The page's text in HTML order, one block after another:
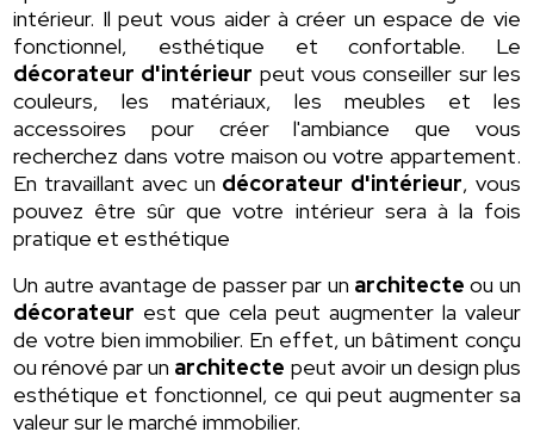
intérieur. Il peut vous aider à créer un espace de vie
fonctionnel, esthétique et confortable. Le
décorateur d'intérieur peut vous conseiller sur les
couleurs, les matériaux, les meubles et les
accessoires pour créer l'ambiance que vous
recherchez dans votre maison ou votre appartement.
En travaillant avec un décorateur d'intérieur, vous
pouvez être sûr que votre intérieur sera à la fois
pratique et esthétique
Un autre avantage de passer par un architecte ou un
décorateur est que cela peut augmenter la valeur
de votre bien immobilier. En effet, un bâtiment conçu
ou rénové par un architecte peut avoir un design plus
esthétique et fonctionnel, ce qui peut augmenter sa
valeur sur le marché immobilier.